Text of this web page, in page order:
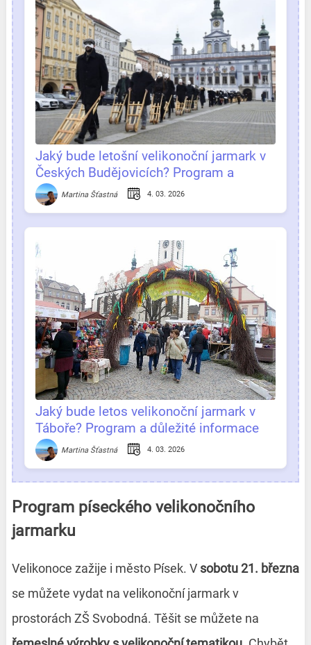
Jaký bude letošní velikonoční jarmark v
Českých Budějovicích? Program a
důležité informace na jednom místě
Martina Šťastná 4. 03. 2026
Jaký bude letos velikonoční jarmark v
Táboře? Program a důležité informace
na jednom místě
Martina Šťastná 4. 03. 2026
Program píseckého velikonočního
jarmarku
Velikonoce zažije i město Písek. V sobotu 21. března
se můžete vydat na velikonoční jarmark v
prostorách ZŠ Svobodná. Těšit se můžete na